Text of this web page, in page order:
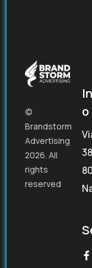
©
Brandstorm
Advertising
2026. All
rights
reserved
o
38